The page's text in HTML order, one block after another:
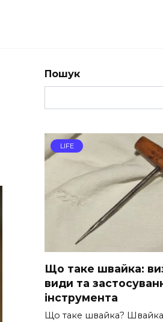
Пошук
LIFE
Що таке швайка:
види та
інструмента
Що таке швайка?